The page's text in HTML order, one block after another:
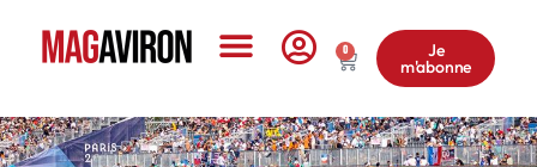
0 Je
m'abonne